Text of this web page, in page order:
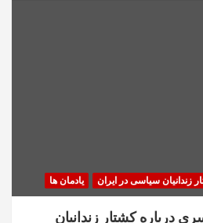
زندانیان سیاسی در ایران یادمان ها
درباره کشتار زندانیان